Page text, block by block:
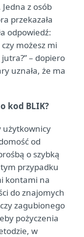
z osób
przekazała
odpowiedź:
możesz mi
– dopiero
uznała, że ma
kod BLIK?
użytkownicy
od
o szybką
przypadku
kontami na
do znajomych
zagubionego
pożyczenia
w